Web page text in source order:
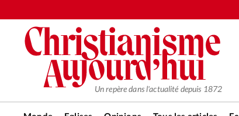
Un repère dans l'actualité depuis 1872